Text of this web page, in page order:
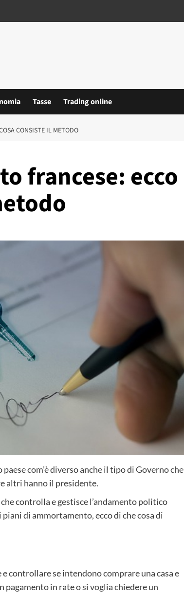
Tasse Trading online
CONSISTE IL METODO
francese: ecco
com’è diverso anche il tipo di Governo che
altri hanno il presidente.
controlla e gestisce l’andamento politico
di ammortamento, ecco di che cosa di
controllare se intendono comprare una casa e
pagamento in rate o si voglia chiedere un